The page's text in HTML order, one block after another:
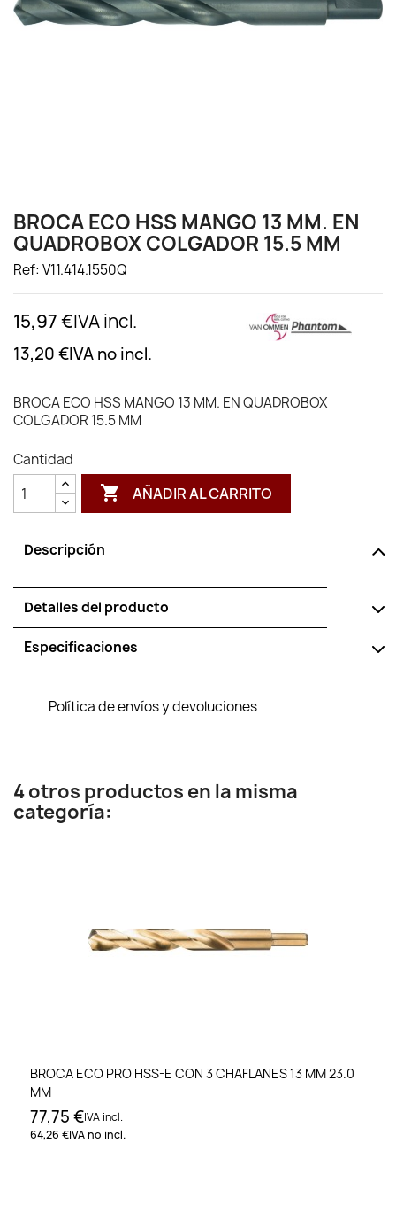
BROCA ECO HSS MANGO 13 MM. EN
QUADROBOX COLGADOR 15.5 MM
Ref: V11.414.1550Q
15,97 €IVA incl.
13,20 €IVA no incl.
BROCA ECO HSS MANGO 13 MM. EN QUADROBOX
COLGADOR 15.5 MM
Cantidad
 AÑADIR AL CARRITO
Descripción
Detalles del producto
Especificaciones
Política de envíos y devoluciones
4 otros productos en la misma
categoría:
BROCA ECO PRO HSS-E CON 3 CHAFLANES 13 MM 23.0
MM
77,75 €IVA incl.
64,26 €IVA no incl.